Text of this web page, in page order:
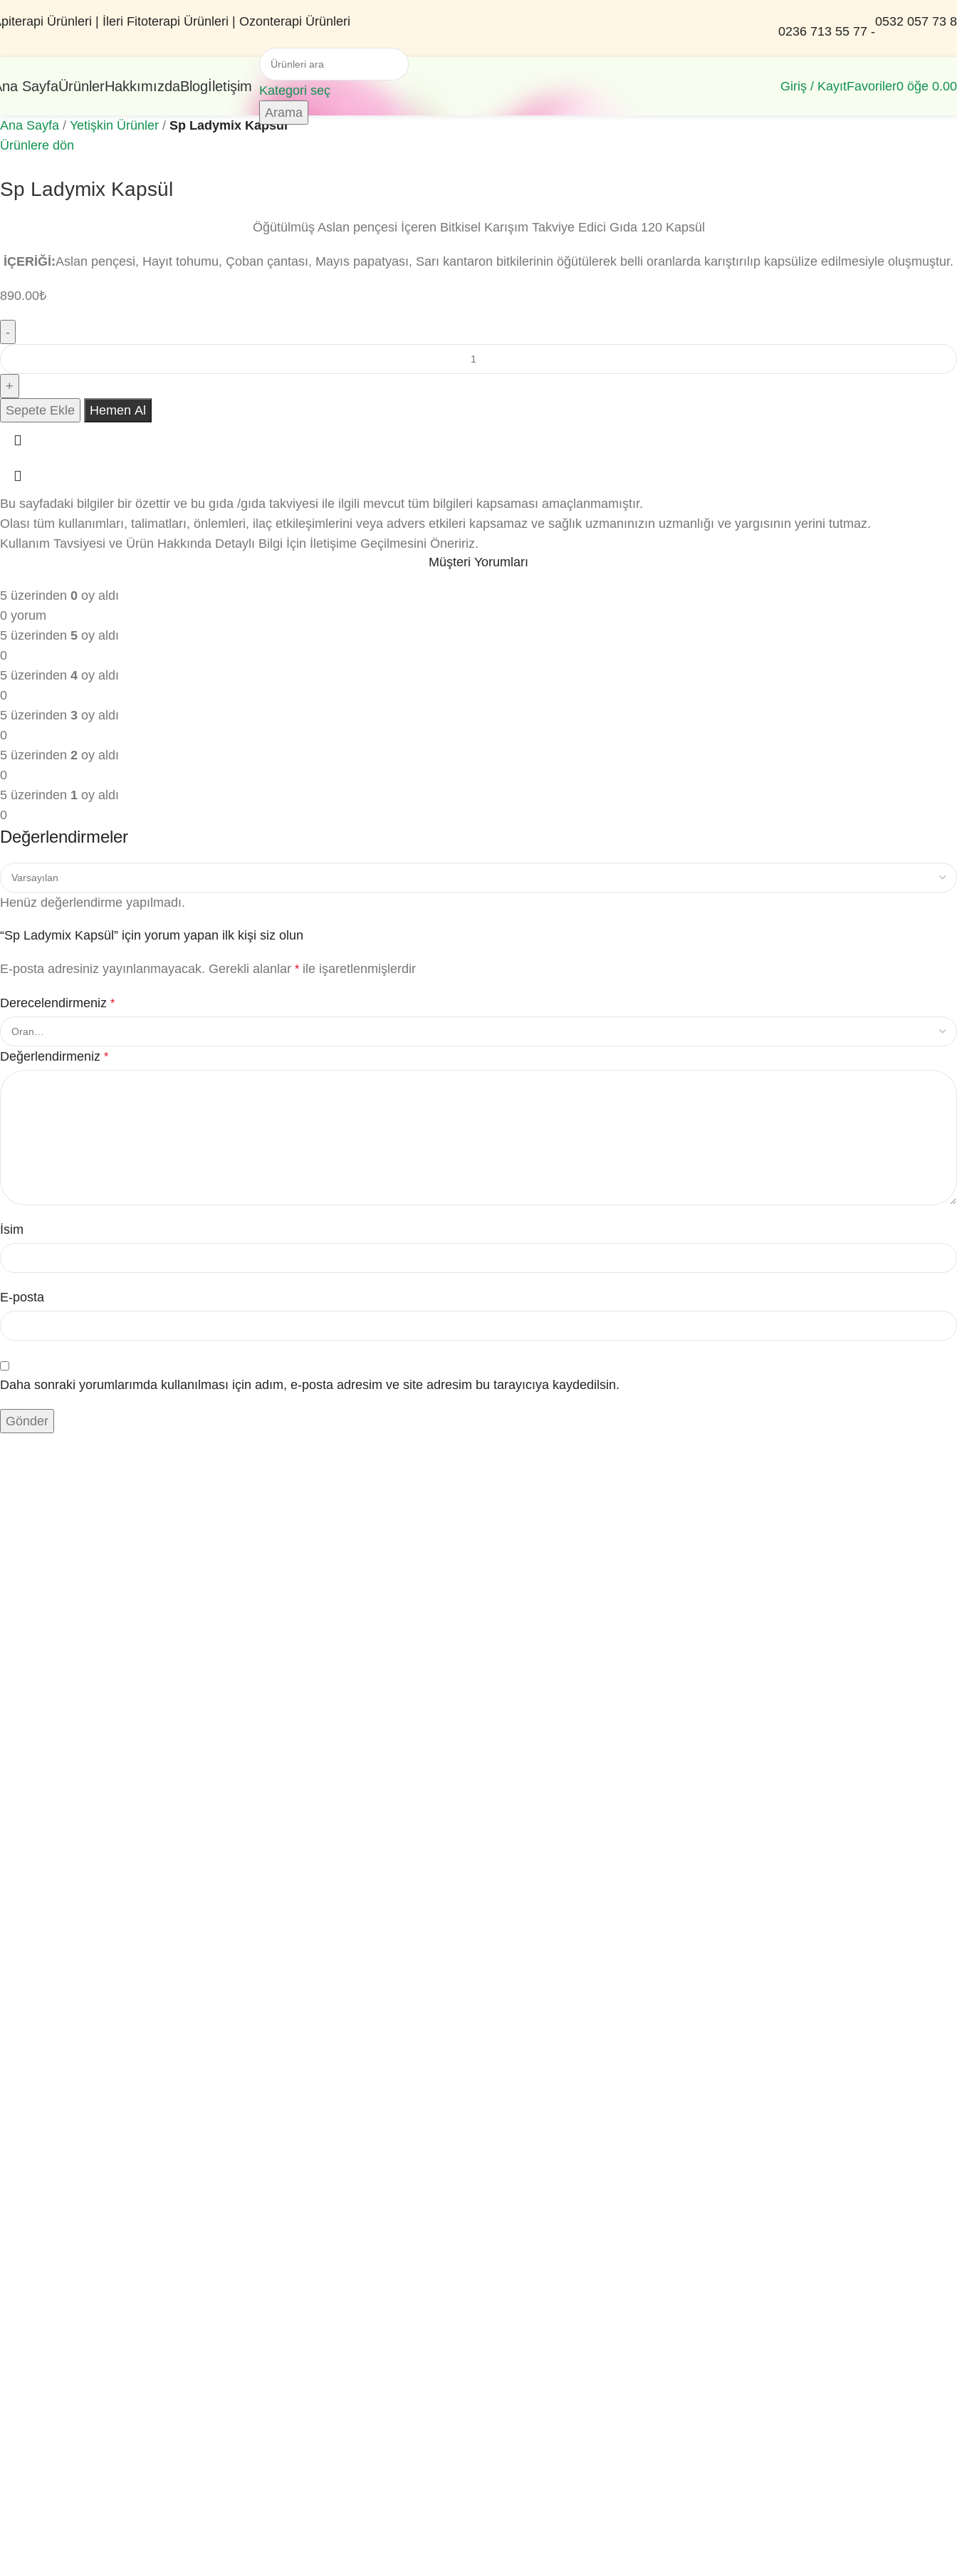
Ürünleri | İleri Fitoterapi Ürünleri | Ozonterapi Ürünleri
0236 713 55 77 -
0532 057 73
SayfaÜrünlerHakkımızdaBlogİletişim Kategori seç
Arama
Giriş / KayıtFavoriler0 öğe 0.00
Ana Sayfa Yetişkin Ürünler
Sp Ladymix Kapsül
Ürünlere dön
Sp Ladymix Kapsül
Öğütülmüş Aslan pençesi İçeren Bitkisel Karışım Takviye Edici Gıda 120 Kapsül
İÇERİĞİ:Aslan pençesi, Hayıt tohumu, Çoban çantası, Mayıs papatyası, Sarı kantaron bitkilerinin öğütülerek belli oranlarda karıştırılıp kapsülize edilmesiyle oluşmuştur.
890.00₺
Sepete Ekle Hemen Al
Bu sayfadaki bilgiler bir özettir ve bu gıda /gıda takviyesi ile ilgili mevcut tüm bilgileri kapsaması amaçlanmamıştır.
Olası tüm kullanımları, talimatları, önlemleri, ilaç etkileşimlerini veya advers etkileri kapsamaz ve sağlık uzmanınızın uzmanlığı ve yargısının yerini tutmaz.
Kullanım Tavsiyesi ve Ürün Hakkında Detaylı Bilgi İçin İletişime Geçilmesini Öneririz.
Müşteri Yorumları
5 üzerinden 0 oy aldı
0 yorum
5 üzerinden 5 oy aldı
0
5 üzerinden 4 oy aldı
0
5 üzerinden 3 oy aldı
0
5 üzerinden 2 oy aldı
0
5 üzerinden 1 oy aldı
0
Değerlendirmeler
Henüz değerlendirme yapılmadı.
“Sp Ladymix Kapsül” için yorum yapan ilk kişi siz olun
E-posta adresiniz yayınlanmayacak. Gerekli alanlar * ile işaretlenmişlerdir
Derecelendirmeniz *
Değerlendirmeniz *
İsim
E-posta
Daha sonraki yorumlarımda kullanılması için adım, e-posta adresim ve site adresim bu tarayıcıya kaydedilsin.